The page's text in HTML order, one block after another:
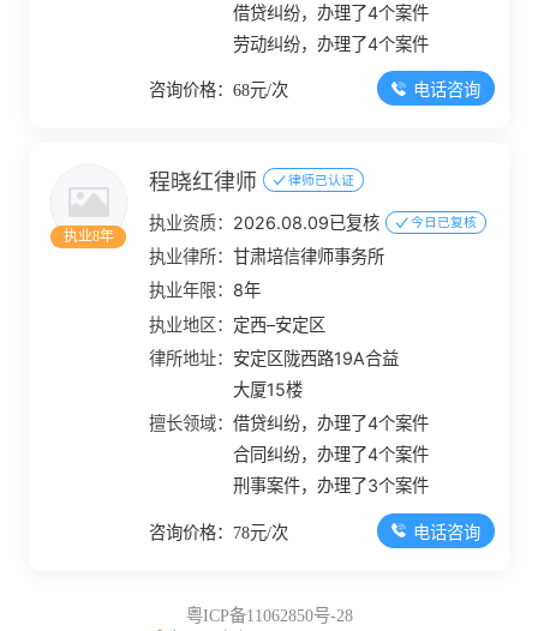
借贷纠纷，办理了4个案件
劳动纠纷，办理了4个案件
咨询价格：68元/次 电话咨询
执业8年
程晓红律师 律师已认证
执业资质： 2026.08.09已复核 今日已复核
执业律所：甘肃培信律师事务所
执业年限： 8年
执业地区： 定西–安定区
律所地址： 安定区陇西路19A合益
大厦15楼
擅长领域：借贷纠纷，办理了4个案件
合同纠纷，办理了4个案件
刑事案件，办理了3个案件
咨询价格：78元/次 电话咨询
粤ICP备11062850号-28